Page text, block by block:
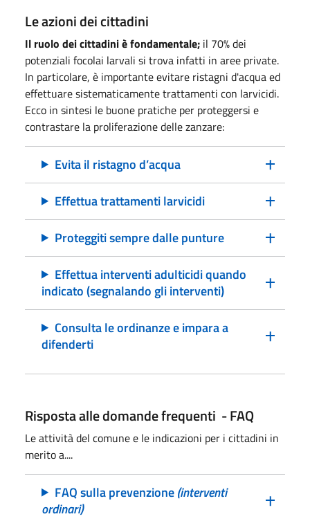
Le azioni dei cittadini
Il ruolo dei cittadini è fondamentale; il 70% dei
potenziali focolai larvali si trova infatti in aree private.
In particolare, è importanteevitare ristagni d'acqua ed
effettuare sistematicamente trattamenti con larvicidi.
Ecco in sintesi le buone pratiche per proteggersi e
contrastare la proliferazione delle zanzare:
Evita il ristagno d’acqua
Effettua trattamenti larvicidi
Proteggiti sempre dalle punture
Effettua interventi adulticidi quando
indicato (segnalando gli interventi)
Consulta le ordinanze e impara a
difenderti
Risposta alle domande frequenti - FAQ
Le attività del comune e le indicazioni per i cittadini in
merito a....
FAQ sulla prevenzione(interventi
ordinari)